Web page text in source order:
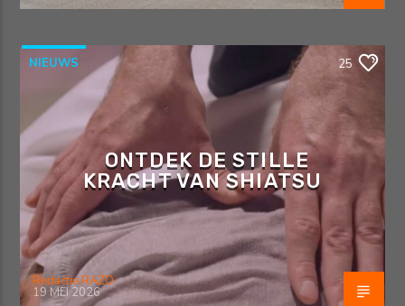
NIEUWS 25
ONTDEK DE STILLE
KRACHT VAN SHIATSU
Redactie RAZO
19 MEI 2026